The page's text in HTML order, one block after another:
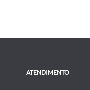
ATENDIMENTO